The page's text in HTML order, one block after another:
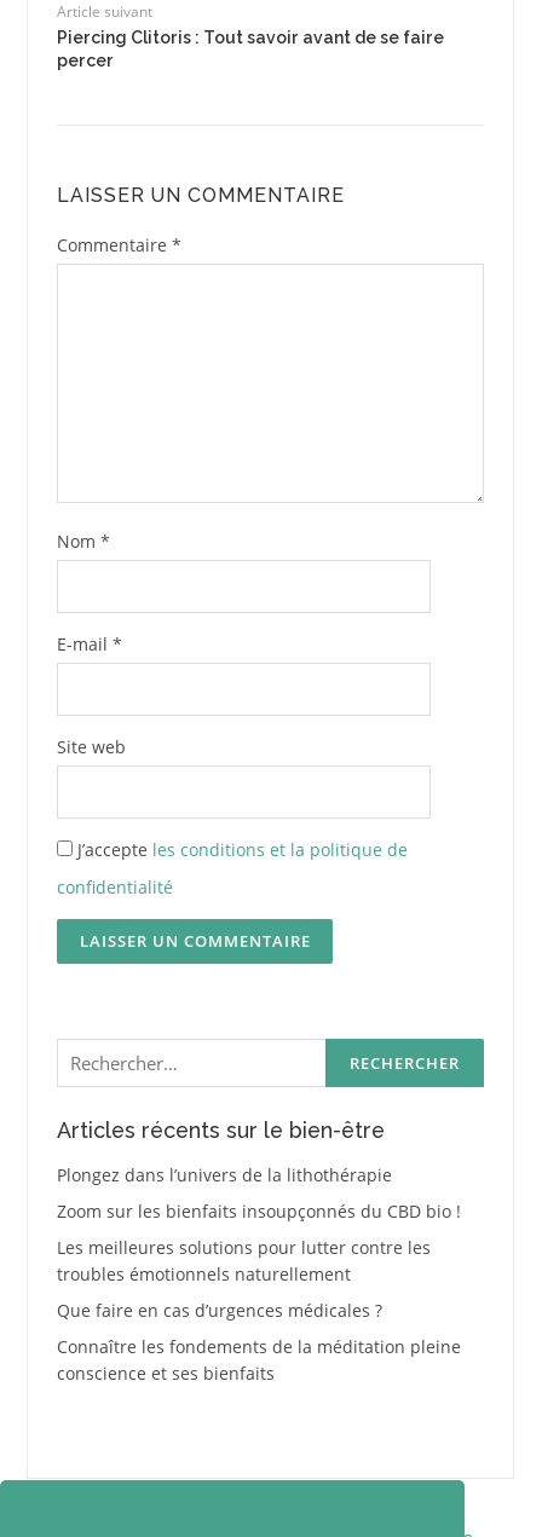
Article suivant
Piercing Clitoris : Tout savoir avant de se faire
percer
LAISSER UN COMMENTAIRE
Commentaire *
Nom *
E-mail *
Site web
J’accepte les conditions et la politique de
confidentialité
Rechercher :
Articles récents sur le bien-être
Plongez dans l’univers de la lithothérapie
Zoom sur les bienfaits insoupçonnés du CBD bio !
Les meilleures solutions pour lutter contre les
troubles émotionnels naturellement
Que faire en cas d’urgences médicales ?
Connaître les fondements de la méditation pleine
conscience et ses bienfaits